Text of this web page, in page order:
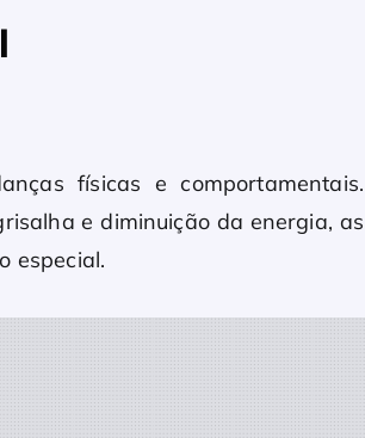
físicas e comportamentais.
e diminuição da energia, as
especial.